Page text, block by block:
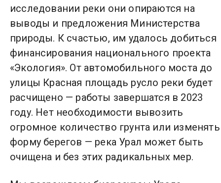
исследовании реки они опираются на
выводы и предложения Министерства
природы. К счастью, им удалось добиться
финансирования национального проекта
«Экология». От автомобильного моста до
улицы Красная площадь русло реки будет
расчищено — работы завершатся в 2023
году. Нет необходимости вывозить
огромное количество грунта или изменять
форму берегов — река Урал может быть
очищена и без этих радикальных мер.